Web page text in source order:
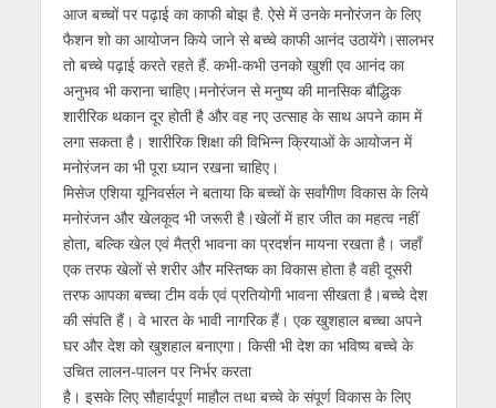
आज बच्चों पर पढ़ाई का काफी बोझ है. ऐसे में उनके मनोरंजन के लिए
फैशन शो का आयोजन किये जाने से बच्चे काफी आनंद उठायेंगे।सालभर
तो बच्चे पढ़ाई करते रहते हैं. कभी-कभी उनको खुशी एव आनंद का
अनुभव भी कराना चाहिए।मनोरंजन से मनुष्य की मानसिक बौद्धिक
शारीरिक थकान दूर होती है और वह नए उत्साह के साथ अपने काम में
लगा सकता है। शारीरिक शिक्षा की विभिन्न क्रियाओं के आयोजन में
मनोरंजन का भी पूरा ध्यान रखना चाहिए।
मिसेज एशिया यूनिवर्सल ने बताया कि बच्चों के सर्वांगीण विकास के लिये
मनोरंजन और खेलकूद भी जरूरी है।खेलों में हार जीत का महत्व नहीं
होता, बल्कि खेल एवं मैत्री भावना का प्रदर्शन मायना रखता है। जहाँ
एक तरफ खेलों से शरीर और मस्तिष्क का विकास होता है वही दूसरी
तरफ आपका बच्चा टीम वर्क एवं प्रतियोगी भावना सीखता है।बच्चे देश
की संपति हैं। वे भारत के भावी नागरिक हैं। एक खुशहाल बच्चा अपने
घर और देश को खुशहाल बनाएगा। किसी भी देश का भविष्य बच्चे के
उचित लालन-पालन पर निर्भर करता
है। इसके लिए सौहार्दपूर्ण माहौल तथा बच्चे के संपूर्ण विकास के लिए